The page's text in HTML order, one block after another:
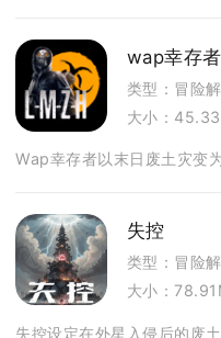
wap幸存者
类型：冒险
大小：
Wap幸存者以末日废土灾变
失控
类型：冒险
大小：